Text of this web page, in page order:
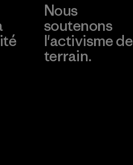
Nous
soutenons
l'activisme de
terrain.